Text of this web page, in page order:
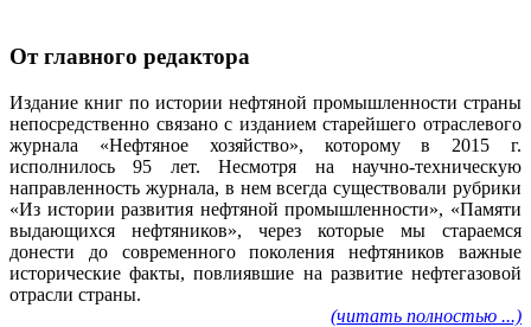
От главного редактора
Издание книг по истории нефтяной промышленности страны
непосредственно связано с изданием старейшего отраслевого
журнала «Нефтяное хозяйство», которому в 2015 г.
исполнилось 95 лет. Несмотря на научно-техническую
направленность журнала, в нем всегда существовали рубрики
«Из истории развития нефтяной промышленности», «Памяти
выдающихся нефтяников», через которые мы стараемся
донести до современного поколения нефтяников важные
исторические факты, повлиявшие на развитие нефтегазовой
отрасли страны.
(читать полностью ...)